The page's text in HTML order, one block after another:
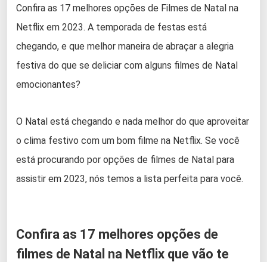
Confira as 17 melhores opções de Filmes de Natal na
Netflix em 2023. A temporada de festas está
chegando, e que melhor maneira de abraçar a alegria
festiva do que se deliciar com alguns filmes de Natal
emocionantes?
O Natal está chegando e nada melhor do que aproveitar
o clima festivo com um bom filme na Netflix. Se você
está procurando por opções de filmes de Natal para
assistir em 2023, nós temos a lista perfeita para você.
Confira as 17 melhores opções de
filmes de Natal na Netflix que vão te